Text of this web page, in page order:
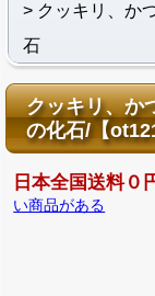
クッキリ、か
石
クッキリ、か
の化石/【
日本全国送料０
い商品がある